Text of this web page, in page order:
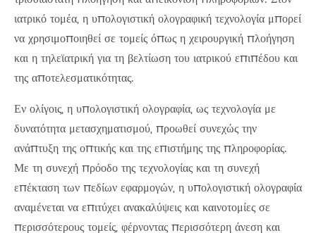
ιατρικό τομέα, η υπολογιστική ολογραφική τεχνολογία μπορεί
να χρησιμοποιηθεί σε τομείς όπως η χειρουργική πλοήγηση
και η τηλεϊατρική για τη βελτίωση του ιατρικού επιπέδου και
της αποτελεσματικότητας.
Εν ολίγοις, η υπολογιστική ολογραφία, ως τεχνολογία με
δυνατότητα μετασχηματισμού, προωθεί συνεχώς την
ανάπτυξη της οπτικής και της επιστήμης της πληροφορίας.
Με τη συνεχή πρόοδο της τεχνολογίας και τη συνεχή
επέκταση των πεδίων εφαρμογών, η υπολογιστική ολογραφία
αναμένεται να επιτύχει ανακαλύψεις και καινοτομίες σε
περισσότερους τομείς, φέρνοντας περισσότερη άνεση και